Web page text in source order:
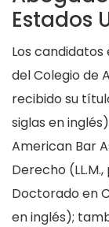
Estados
Los
del Colegio de
recibido su
siglas en
American Bar
Derecho
Doctorado en
en inglés);